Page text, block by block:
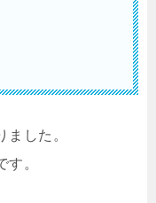
した。
。